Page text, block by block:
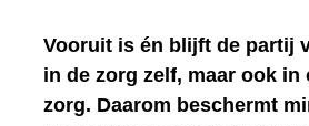
Vooruit is én blijft de partij
in de zorg zelf, maar ook in
zorg. Daarom beschermt